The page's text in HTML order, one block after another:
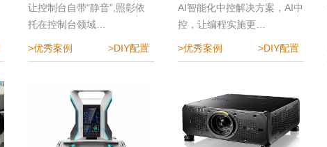
指挥中心降噪难题
让控制台自带“静音”,照彰依
托在控制台领域…
>优秀案例 >DIY配置
效、更便捷、更安全
AI智能化中控解决方案，AI中
控，让编程实施更…
>优秀案例 >DIY配置